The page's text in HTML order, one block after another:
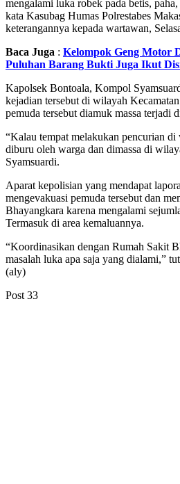
mengalami luka robek pada betis,
kata Kasubag Humas Polrestabes
keterangannya kepada wartawan,
Baca Juga : Kelompok Geng Motor
Puluhan Barang Bukti Juga Ikut
Kapolsek Bontoala, Kompol
kejadian tersebut di wilayah
pemuda tersebut diamuk massa terjadi
“Kalau tempat melakukan pencurian
diburu oleh warga dan dimassa di
Syamsuardi.
Aparat kepolisian yang mendapat
mengevakuasi pemuda tersebut dan
Bhayangkara karena mengalami
Termasuk di area kemaluannya.
“Koordinasikan dengan Rumah Sakit
masalah luka apa saja yang dialami,”
(aly)
Post 33